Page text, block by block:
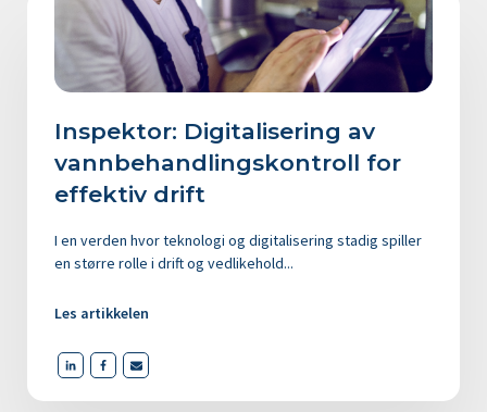
Inspektor: Digitalisering av
vannbehandlingskontroll for
effektiv drift
I en verden hvor teknologi og digitalisering stadig spiller
en større rolle i drift og vedlikehold...
Les artikkelen